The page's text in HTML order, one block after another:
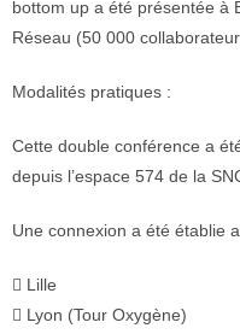
bottom up a été présentée à
Réseau (50 000
Modalités pratiques :
Cette double conférence a
depuis l’espace 574 de la
Une connexion a été établie
 Lille
 Lyon (Tour Oxygène)